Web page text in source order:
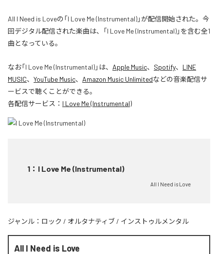
All I Need is Loveの「I Love Me (Instrumental)」が配信開始された。今
回デジタル配信された楽曲は、「I Love Me (Instrumental)」を含む全1
曲となっている。
なお「I Love Me (Instrumental)」は、 Apple Music、 Spotify、 LINE
MUSIC、 YouTube Music、 Amazon Music Unlimitedなどの音楽配信サ
ービスで聴くことができる。
各配信サービス： I Love Me (Instrumental)
1 ： I Love Me (Instrumental)
All I Need is Love
ジャンル： ロック / オルタナティブ / インストゥルメンタル
All I Need is Love